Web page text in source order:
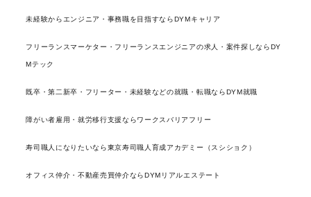
未経験からエンジニア・事務職を目指すならDYMキャリア
フリーランスマーケター・フリーランスエンジニアの求人・案件探しならDY
Mテック
既卒・第二新卒・フリーター・未経験などの就職・転職ならDYM就職
障がい者雇用・就労移行支援ならワークスバリアフリー
寿司職人になりたいなら東京寿司職人育成アカデミー（スシショク）
オフィス仲介・不動産売買仲介ならDYMリアルエステート